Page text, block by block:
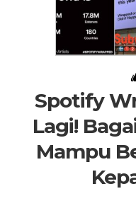
Spotify
Lagi!
Mampu